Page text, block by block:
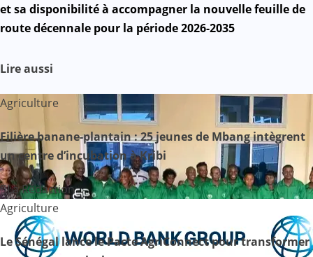
i
a
t
i
o
n
d
e
et sa disponibilité à accompagner la nouvelle feuille de
route décennale pour la période 2026-2035
Lire aussi
Agriculture
Filière banane-plantain : 25 jeunes de Mbang intègrent
un centre d’incubation à Kribi
La Rédaction
Agriculture
Le Sénégal lance le Pacte AgriConnect pour transformer